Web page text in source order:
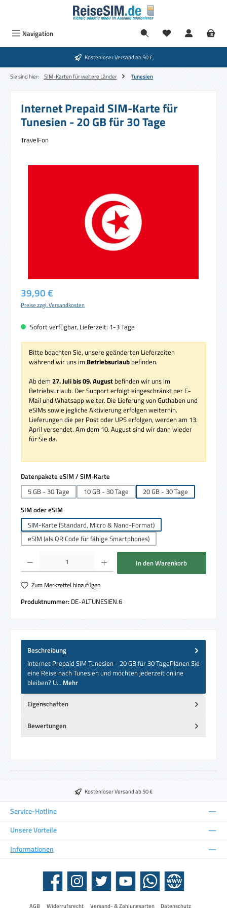
Zum Hauptinhalt springen
Navigation
Kostenloser Versand ab 50 €
Sie sind hier: SIM-Karten für weitere Länder Tunesien
Internet Prepaid SIM-Karte für
Tunesien - 20 GB für 30 Tage
TravelFon
Regulärer Preis:
39,90 €
Preise zzgl. Versandkosten
Sofort verfügbar, Lieferzeit: 1-3 Tage
Bitte beachten Sie, unsere geänderten Lieferzeiten
während wir uns im Betriebsurlaub befinden.
Ab dem 27. Juli bis 09. August befinden wir uns im
Betriebsurlaub. Der Support erfolgt eingeschränkt per E-
Mail und Whatsapp weiter. Die Lieferung von Guthaben und
eSIMs sowie jegliche Aktivierung erfolgen weiterhin.
Lieferungen die per Post oder UPS erfolgen, werden am 13.
April versendet. Am dem 10. August sind wir dann wieder
für Sie da.
Datenpakete eSIM / SIM-Karte
5 GB - 30 Tage
10 GB - 30 Tage
20 GB - 30 Tage
SIM oder eSIM
SIM-Karte (Standard, Micro & Nano-Format)
eSIM (als QR Code für fähige Smartphones)
Produkt Anzahl: Gib den gewünschten Wert ein oder benutze die Schaltflächen um
In den Warenkorb
Zum Merkzettel hinzufügen
Produktnummer: DE-ALTUNESIEN.6
Beschreibung
Internet Prepaid SIM Tunesien - 20 GB für 30 TagePlanen Sie
eine Reise nach Tunesien und möchten jederzeit online
bleiben? U… Mehr
Eigenschaften
Bewertungen
Kostenloser Versand ab 50 €
Service-Hotline
Unsere Vorteile
Informationen
Facebook Instagram Twitter YouTube WhatsApp Website
AGB Widerrufsrecht Versand- & Zahlungsarten Datenschutz